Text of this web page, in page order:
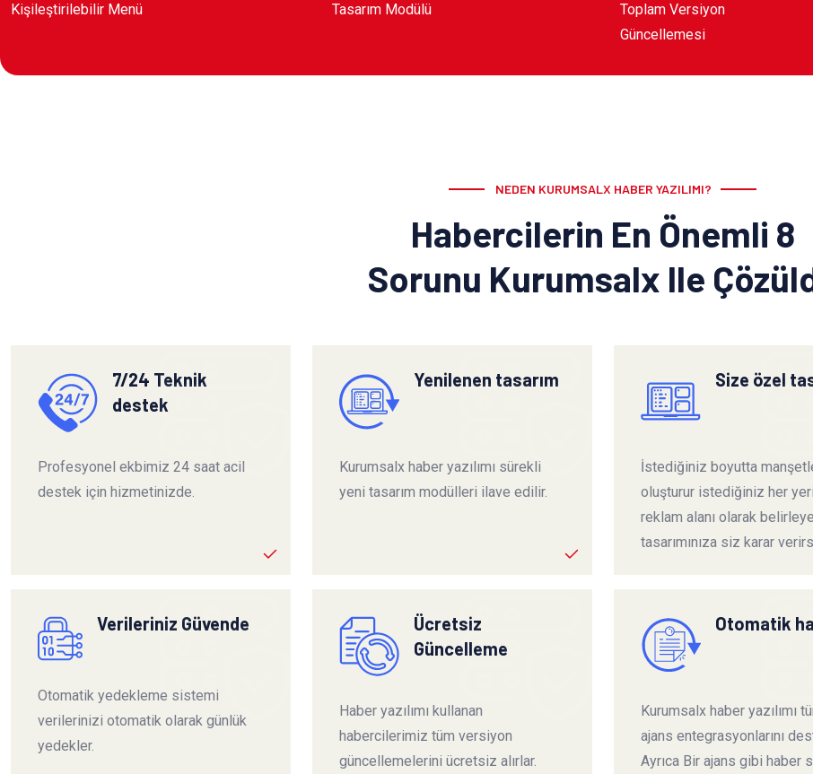
Kişileştirilebilir Menü Tasarım Modülü
Toplam Versiyon
Güncellemesi
NEDEN KURUMSALX HABER YAZILIMI?
Habercilerin En Önemli 8
Sorunu Kurumsalx Ile
7/24 Teknik
destek
Profesyonel ekbimiz 24 saat acil
destek için hizmetinizde.
Yenilenen tasarım
Kurumsalx haber yazılımı sürekli
yeni tasarım modülleri ilave edilir.
Size özel
İstediğiniz boyutta
oluşturur istediğiniz her yeri
reklam alanı olarak
tasarımınıza siz karar
Verileriniz Güvende
Otomatik yedekleme sistemi
verilerinizi otomatik olarak günlük
yedekler.
Ücretsiz
Güncelleme
Haber yazılımı kullanan
habercilerimiz tüm versiyon
güncellemelerini ücretsiz alırlar.
Otomatik
Kurumsalx haber yazılımı
ajans entegrasyonlarını
Ayrıca Bir ajans gibi haber